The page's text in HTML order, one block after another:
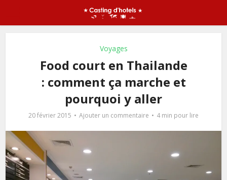
Voyages
Food court en Thailande
: comment ça marche et
pourquoi y aller
20 février 2015 Ajouter un commentaire 4 min pour lire